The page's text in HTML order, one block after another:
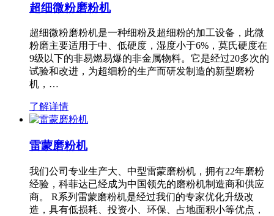
超细微粉磨粉机
超细微粉磨粉机是一种细粉及超细粉的加工设备，此微
粉磨主要适用于中、低硬度，湿度小于6%，莫氏硬度在
9级以下的非易燃易爆的非金属物料。它是经过20多次的
试验和改进，为超细粉的生产而研发制造的新型磨粉
机，…
了解详情
雷蒙磨粉机
我们公司专业生产大、中型雷蒙磨粉机，拥有22年磨粉
经验，科菲达已经成为中国领先的磨粉机制造商和供应
商。 R系列雷蒙磨粉机是经过我们的专家优化升级改
造，具有低损耗、投资小、环保、占地面积小等优点，